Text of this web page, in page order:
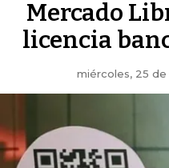
Mercado
licencia
miércoles, 25